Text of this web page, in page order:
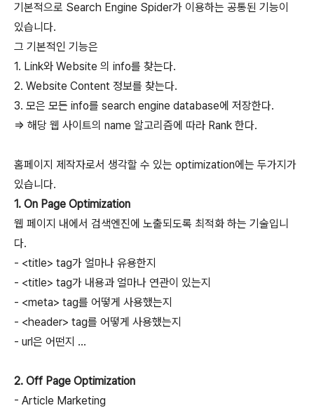
기본적으로 Search Engine Spider가 이용하는 공통된 기능이
있습니다.
그 기본적인 기능은
1. Link와 Website 의 info를 찾는다.
2. Website Content 정보를 찾는다.
3. 모은 모든 info를 search engine database에 저장한다.
=> 해당 웹 사이트의 name 알고리즘에 따라 Rank 한다.
홈페이지 제작자로서 생각할 수 있는 optimization에는 두가지가
있습니다.
1. On Page Optimization
웹 페이지 내에서 검색엔진에 노출되도록 최적화 하는 기술입니
다.
- <title> tag가 얼마나 유용한지
- <title> tag가 내용과 얼마나 연관이 있는지
- <meta> tag를 어떻게 사용했는지
- <header> tag를 어떻게 사용했는지
- url은 어떤지 ...
2. Off Page Optimization
- Article Marketing